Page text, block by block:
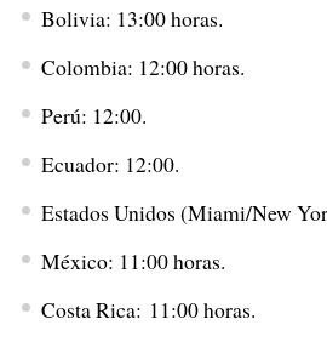
Bolivia: 13:00 horas.
Colombia: 12:00 horas.
Perú: 12:00.
Ecuador: 12:00.
Estados Unidos (Miami/New
México: 11:00 horas.
Costa Rica: 11:00 horas.